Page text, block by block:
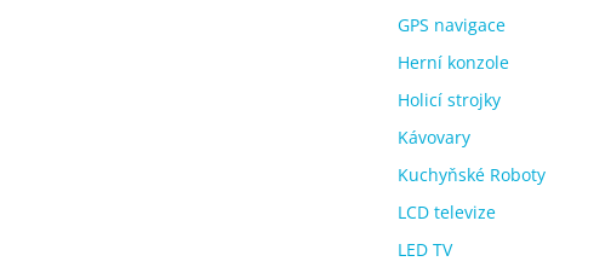
GPS navigace
Herní konzole
Holicí strojky
Kávovary
Kuchyňské Roboty
LCD televize
LED TV